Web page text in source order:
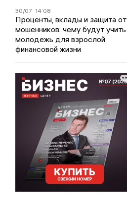
30/07 14:08
Проценты, вклады и защита от
мошенников: чему будут учить
молодежь для взрослой
финансовой жизни